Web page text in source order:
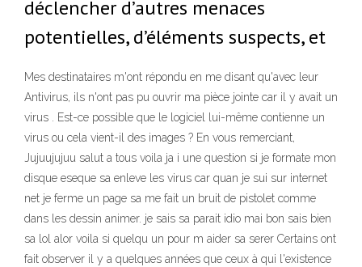
déclencher d’autres menaces
potentielles, d’éléments suspects, et
Mes destinataires m'ont répondu en me disant qu'avec leur
Antivirus, ils n'ont pas pu ouvrir ma pièce jointe car il y avait un
virus . Est-ce possible que le logiciel lui-même contienne un
virus ou cela vient-il des images ? En vous remerciant,
Jujuujujuu salut a tous voila ja i une question si je formate mon
disque eseque sa enleve les virus car quan je sui sur internet
net je ferme un page sa me fait un bruit de pistolet comme
dans les dessin animer. je sais sa parait idio mai bon sais bien
sa lol alor voila si quelqu un pour m aider sa serer Certains ont
fait observer il y a quelques années que ceux à qui l'existence